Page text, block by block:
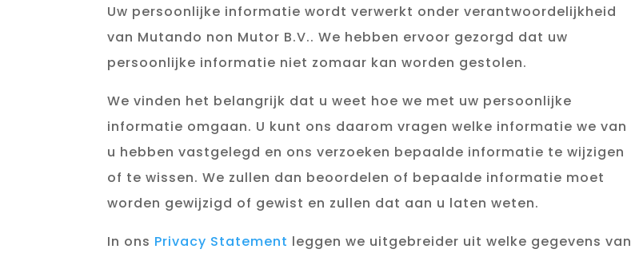
Uw persoonlijke informatie wordt verwerkt onder verantwoordelijkheid
van Mutando non Mutor B.V.. We hebben ervoor gezorgd dat uw
persoonlijke informatie niet zomaar kan worden gestolen.
We vinden het belangrijk dat u weet hoe we met uw persoonlijke
informatie omgaan. U kunt ons daarom vragen welke informatie we van
u hebben vastgelegd en ons verzoeken bepaalde informatie te wijzigen
of te wissen. We zullen dan beoordelen of bepaalde informatie moet
worden gewijzigd of gewist en zullen dat aan u laten weten.
In ons Privacy Statement leggen we uitgebreider uit welke gegevens van